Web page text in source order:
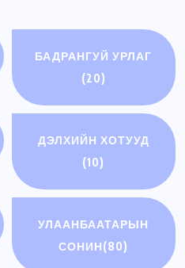
БАДРАНГУЙ УРЛАГ
(20)
ДЭЛХИЙН ХОТУУД
(10)
УЛААНБААТАРЫН
СОНИН(80)